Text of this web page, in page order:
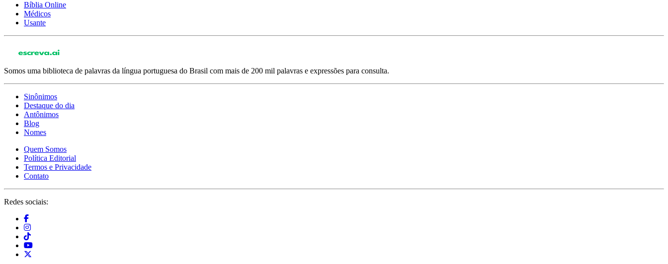
Bíblia Online
Médicos
Usante
Somos uma biblioteca de palavras da língua portuguesa do Brasil com mais de 200 mil palavras e expressões para consulta.
Sinônimos
Destaque do dia
Antônimos
Blog
Nomes
Quem Somos
Política Editorial
Termos e Privacidade
Contato
Redes sociais: